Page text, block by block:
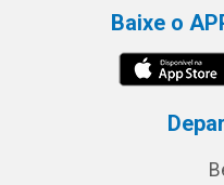
Baixe o